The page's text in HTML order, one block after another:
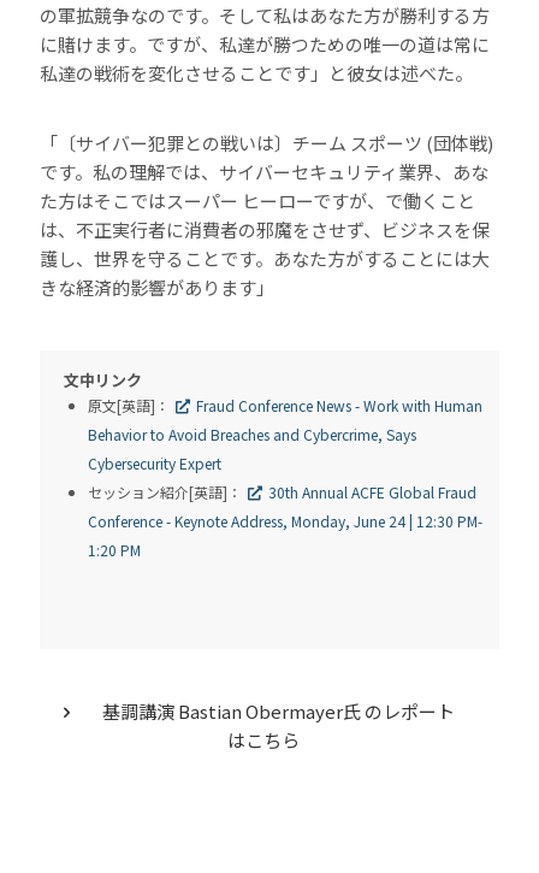
の軍拡競争なのです。そして私はあなた方が勝利する方
に賭けます。ですが、私達が勝つための唯一の道は常に
私達の戦術を変化させることです」と彼女は述べた。
「〔サイバー犯罪との戦いは〕チーム スポーツ (団体戦)
です。私の理解では、サイバーセキュリティ業界、あな
た方はそこではスーパー ヒーローですが、で働くこと
は、不正実行者に消費者の邪魔をさせず、ビジネスを保
護し、世界を守ることです。あなた方がすることには大
きな経済的影響があります」
文中リンク
原文[英語]：
Fraud Conference News - Work with Human
Behavior to Avoid Breaches and Cybercrime, Says
Cybersecurity Expert
セッション紹介[英語]：
30th Annual ACFE Global Fraud
Conference - Keynote Address, Monday, June 24 | 12:30 PM-
1:20 PM
基調講演 Bastian Obermayer氏 のレポート
はこちら